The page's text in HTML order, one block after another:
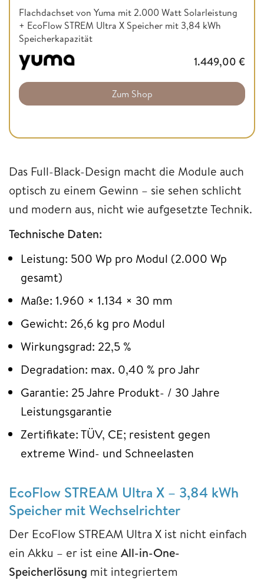
Flachdachset von Yuma mit 2.000 Watt Solarleistung
+ EcoFlow STREM Ultra X Speicher mit 3,84 kWh
Speicherkapazität
1.449,00 €
Zum Shop
Das Full-Black-Design macht die Module auch
optisch zu einem Gewinn – sie sehen schlicht
und modern aus, nicht wie aufgesetzte Technik.
Technische Daten:
Leistung: 500 Wp pro Modul (2.000 Wp
gesamt)
Maße: 1.960 × 1.134 × 30 mm
Gewicht: 26,6 kg pro Modul
Wirkungsgrad: 22,5 %
Degradation: max. 0,40 % pro Jahr
Garantie: 25 Jahre Produkt- / 30 Jahre
Leistungsgarantie
Zertifikate: TÜV, CE; resistent gegen
extreme Wind- und Schneelasten
EcoFlow STREAM Ultra X – 3,84 kWh
Speicher mit Wechselrichter
Der EcoFlow STREAM Ultra X ist nicht einfach
ein Akku – er ist eine All-in-One-
Speicherlösung mit integriertem